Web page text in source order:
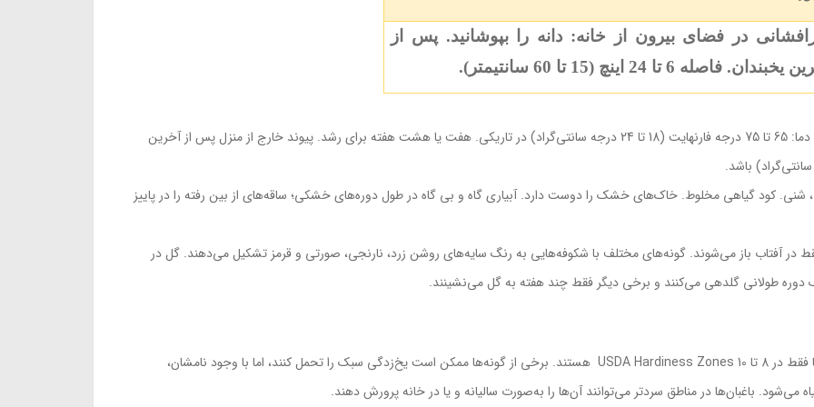
در فضای بیرون از خانه: دانه را بپوشانید. پس از
فاصله 6 تا 24 اینچ (15 تا 60 سانتیمتر).
بذرافشانی در داخل: زمان جوانه¬زنی: دو هفته تا یک ماه. دما: 65 تا 75 درجه فارنهایت (18 تا 24 درجه سانتی‌گراد) در تاریکی. هفت یا هشت هفته برای رشد. پیوند خارج از منزل پس از آخرین
کود گیاهی مخلوط. خاک‌های خشک را دوست دارد. آبیاری گاه و بی گاه در طول دوره‌های خشکی؛ ساقه‌های از بین رفته را در پاییز
در آفتاب باز می‌شوند. گونه‌های مختلف با شکوفه‌هایی به رنگ سایه‌های روشن زرد، نارنجی، صورتی و قرمز تشکیل می‌دهند. گل در
طولانی گلدهی می‌کنند و برخی دیگر فقط چند هفته به گل می‌نشینند.
مقاومت در گونه‌ها و واریته¬ها متفاوت است، اما اکثر آن‌ها فقط در 8 تا 10 USDA Hardiness Zones هستند. برخی از گونه‌ها ممکن است یخ‌زدگی سبک را تحمل کنند، اما با وجود نامشان،
باغبان‌ها در مناطق سردتر می‌توانند آن‌ها را به‌صورت سالیانه و یا در خانه پرورش دهند.